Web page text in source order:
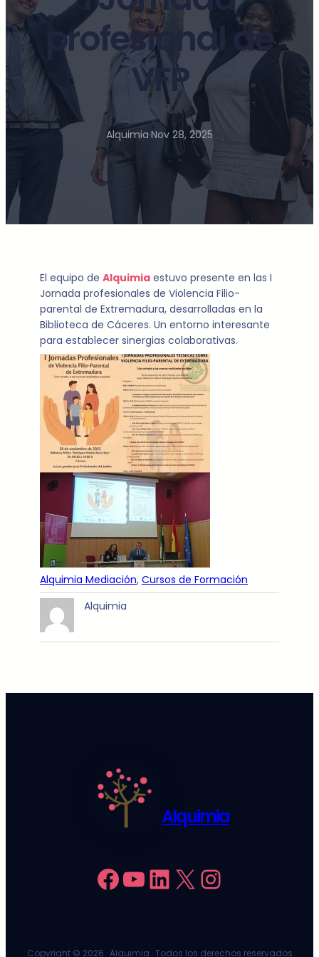
profesional de
VFP
Alquimia·Nov 28, 2025
El equipo de Alquimia estuvo presente en las I
Jornada profesionales de Violencia Filio-
parental de Extremadura, desarrolladas en la
Biblioteca de Cáceres. Un entorno interesante
para establecer sinergias colaborativas.
Alquimia Mediación, Cursos de Formación
Alquimia
Alquimia
Facebook YouTube LinkedIn X Instagram
Copyright © 2026 · Alquimia · Todos los derechos reservados